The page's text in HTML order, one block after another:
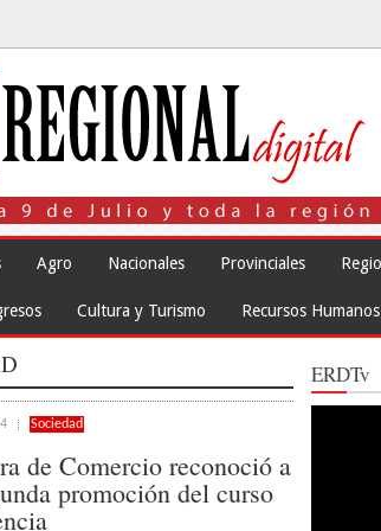
Agro Nacionales Provinciales
Cultura y Turismo Recursos Humanos
Sociedad
de Comercio reconoció a
promoción del curso
ERDTv